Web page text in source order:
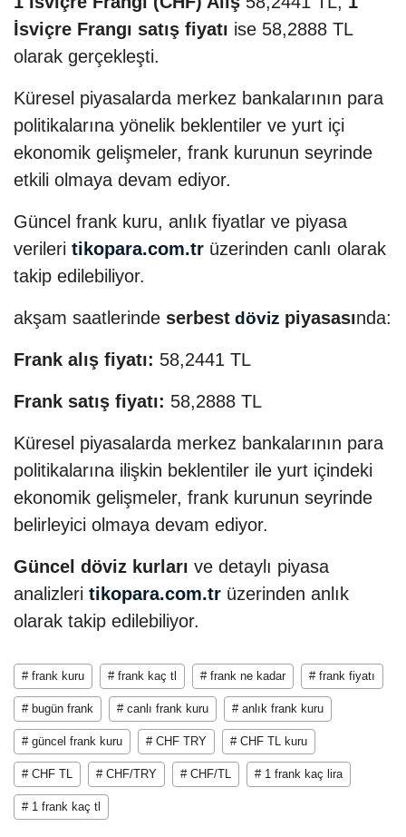
İsviçre Frangı satış fiyatı ise 58,2888 TL
olarak gerçekleşti.
Küresel piyasalarda merkez bankalarının para
politikalarına yönelik beklentiler ve yurt içi
ekonomik gelişmeler, frank kurunun seyrinde
etkili olmaya devam ediyor.
Güncel frank kuru, anlık fiyatlar ve piyasa
verileri tikopara.com.tr üzerinden canlı olarak
takip edilebiliyor.
akşam saatlerinde serbest döviz piyasasında:
Frank alış fiyatı: 58,2441 TL
Frank satış fiyatı: 58,2888 TL
Küresel piyasalarda merkez bankalarının para
politikalarına ilişkin beklentiler ile yurt içindeki
ekonomik gelişmeler, frank kurunun seyrinde
belirleyici olmaya devam ediyor.
Güncel döviz kurları ve detaylı piyasa
analizleri tikopara.com.tr üzerinden anlık
olarak takip edilebiliyor.
# frank kuru # frank kaç tl # frank ne kadar # frank fiyatı
# bugün frank # canlı frank kuru # anlık frank kuru
# güncel frank kuru # CHF TRY # CHF TL kuru
# CHF TL # CHF/TRY # CHF/TL # 1 frank kaç lira
# 1 frank kaç tl